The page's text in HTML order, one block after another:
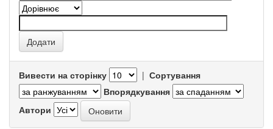
Вивести на сторінку | Сортування
Впорядкування
Автори